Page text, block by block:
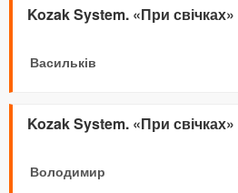
Kozak System. «При свічках»
Васильків
Kozak System. «При свічках»
Володимир